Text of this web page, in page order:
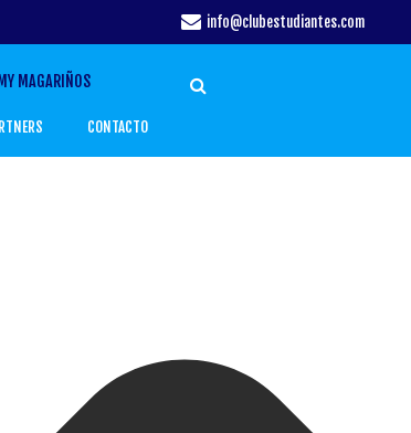
info@clubestudiantes.com
MAGARIÑOS
CONTACTO